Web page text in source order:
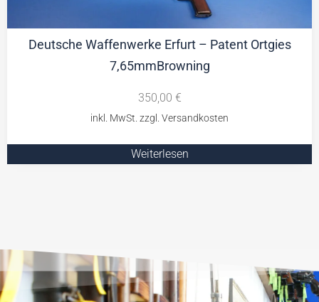
Deutsche Waffenwerke Erfurt – Patent Ortgies
7,65mmBrowning
350,00 €
Weiterlesen